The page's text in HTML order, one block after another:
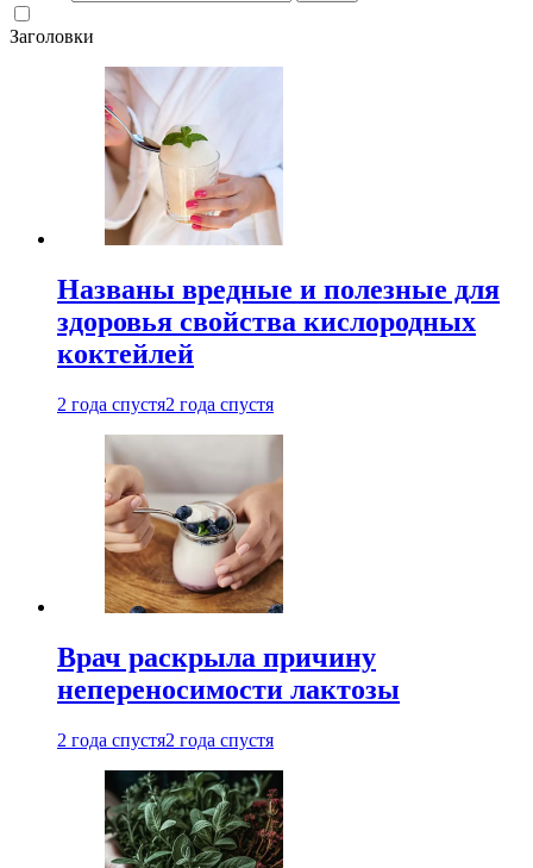
Заголовки
Названы вредные и полезные для
здоровья свойства кислородных
коктейлей
2 года спустя2 года спустя
Врач раскрыла причину
непереносимости лактозы
2 года спустя2 года спустя